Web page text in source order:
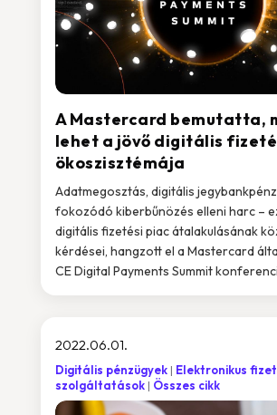
A Mastercard bemutatta,
lehet a jövő digitális
ökoszisztémája
Adatmegosztás, digitális
fokozódó kiberbűnözés elleni harc –
digitális fizetési piac átalakulásának
kérdései, hangzott el a Mastercard
CE Digital Payments Summit
2022.06.01.
Digitális pénzügyek Elektronikus
szolgáltatások
Összes cikk